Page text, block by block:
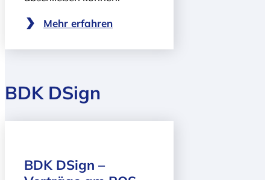
Mehr erfahren
BDK DSign
BDK DSign –